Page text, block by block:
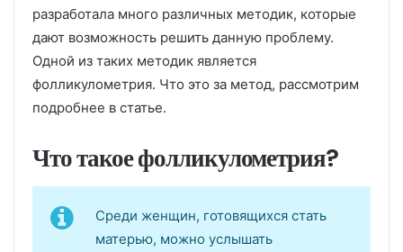
разработала много различных методик, которые
дают возможность решить данную проблему.
Одной из таких методик является
фолликулометрия. Что это за метод, рассмотрим
подробнее в статье.
Что такое фолликулометрия?
Среди женщин, готовящихся стать
матерью, можно услышать